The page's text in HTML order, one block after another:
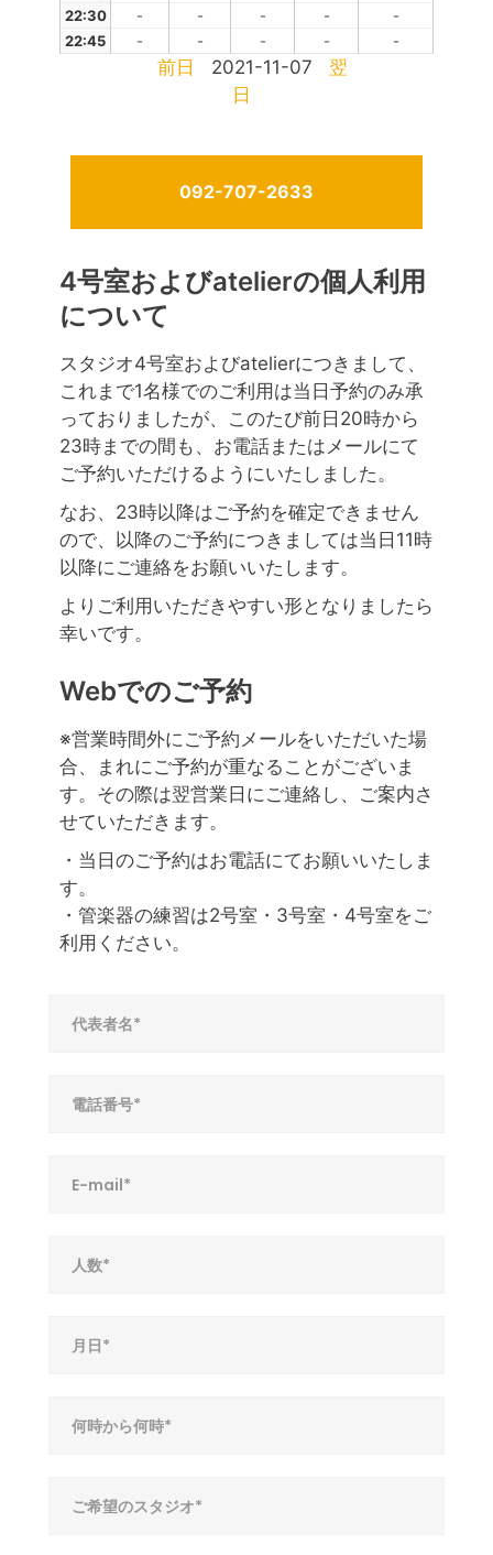
22:30
- - - -
-
22:45
- - - - -
前日 2021-11-07
翌
日
092-707-2633
4号室およびatelierの個人利用
について
スタジオ4号室およびatelierにつきまして、
これまで1名様でのご利用は当日予約のみ承
っておりましたが、このたび前日20時から
23時までの間も、お電話またはメールにて
ご予約いただけるようにいたしました。
なお、23時以降はご予約を確定できません
ので、以降のご予約につきましては当日11時
以降にご連絡をお願いいたします。
よりご利用いただきやすい形となりましたら
幸いです。
Webでのご予約
※営業時間外にご予約メールをいただいた場
合、まれにご予約が重なることがございま
す。その際は翌営業日にご連絡し、ご案内さ
せていただきます。
・当日のご予約はお電話にてお願いいたしま
す。
・管楽器の練習は2号室・3号室・4号室をご
利用ください。